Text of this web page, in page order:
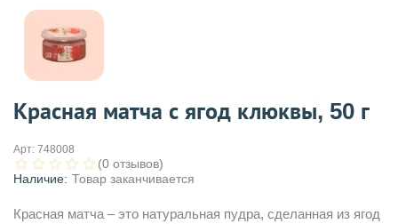
Красная матча с ягод клюквы, 50 г
Арт: 748008
(0 отзывов)
Наличие: Товар заканчивается
Красная матча – это натуральная пудра, сделанная из ягод